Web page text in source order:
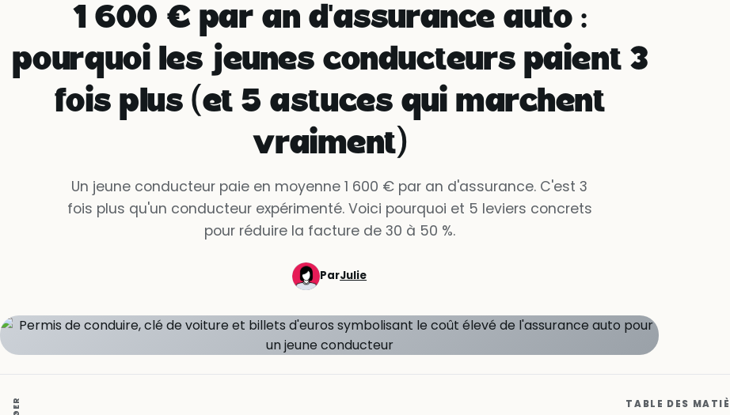
1 600 € par an d'assurance auto :
pourquoi les jeunes conducteurs paient 3
fois plus (et 5 astuces qui marchent
vraiment)
Un jeune conducteur paie en moyenne 1 600 € par an d'assurance. C'est 3
fois plus qu'un conducteur expérimenté. Voici pourquoi et 5 leviers concrets
pour réduire la facture de 30 à 50 %.
ParJulie
TABLE DES